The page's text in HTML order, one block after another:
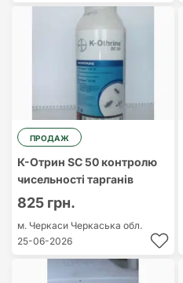
ПРОДАЖ
К-Отрин SC 50 контролю
чисельності тарганів
825 грн.
м. Черкаси Черкаська обл.
25-06-2026